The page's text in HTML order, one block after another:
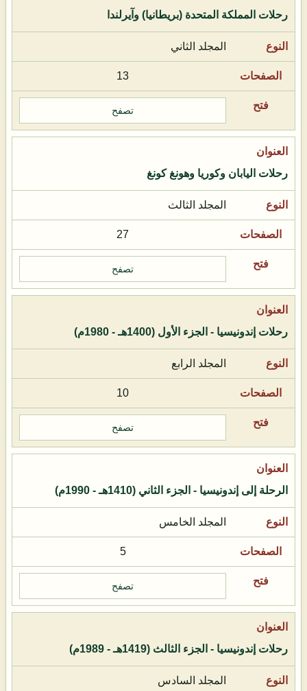
رحلات المملكة المتحدة (بريطانيا) وآيرلندا
المجلد الثاني
13
تصفح
رحلات اليابان وكوريا وهونغ كونغ
المجلد الثالث
27
تصفح
رحلات إندونيسيا - الجزء الأول (1400هـ - 1980م)
المجلد الرابع
10
تصفح
الرحلة إلى إندونيسيا - الجزء الثاني (1410هـ - 1990م)
المجلد الخامس
5
تصفح
رحلات إندونيسيا - الجزء الثالث (1419هـ - 1989م)
المجلد السادس